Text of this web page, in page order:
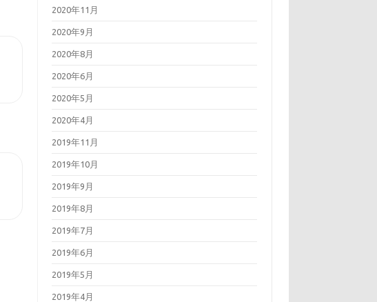
2020年11月
2020年9月
2020年8月
2020年6月
2020年5月
2020年4月
2019年11月
2019年10月
2019年9月
2019年8月
2019年7月
2019年6月
2019年5月
2019年4月